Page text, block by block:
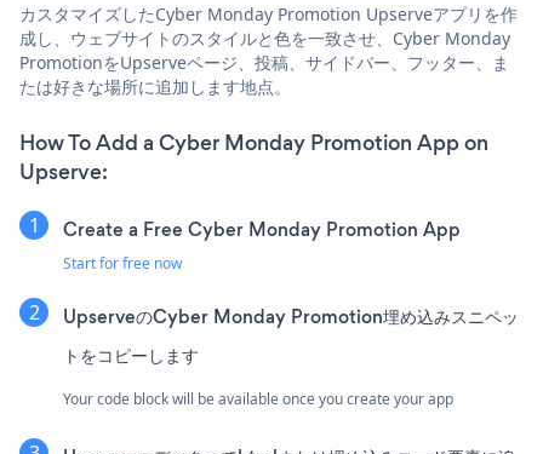
カスタマイズしたCyber Monday Promotion Upserveアプリを作
成し、ウェブサイトのスタイルと色を一致させ、Cyber Monday
PromotionをUpserveページ、投稿、サイドバー、フッター、ま
たは好きな場所に追加します地点。
How To Add a Cyber Monday Promotion App on
Upserve:
Create a Free Cyber Monday Promotion App
Start for free now
UpserveのCyber Monday Promotion埋め込みスニペッ
トをコピーします
Your code block will be available once you create your app